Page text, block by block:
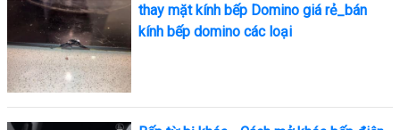
thay mặt kính bếp Domino giá rẻ_bán
kính bếp domino các loại